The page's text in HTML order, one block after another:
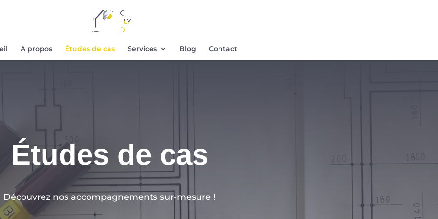
A propos Études de cas Services Blog Contact
Études de cas
Découvrez nos accompagnements sur-mesure !